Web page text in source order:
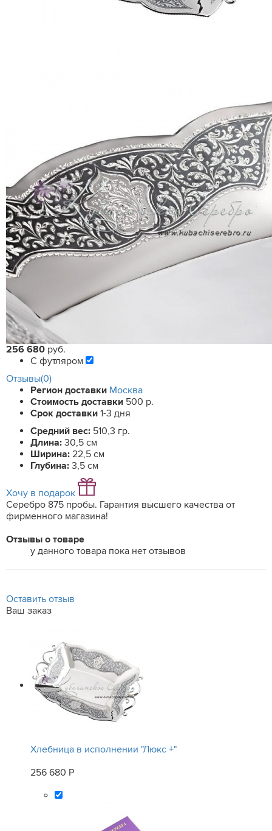
256 680 руб.
С футляром
Отзывы(0)
Регион доставки Москва
Стоимость доставки 500 р.
Срок доставки 1-3 дня
Средний вес: 510,3 гр.
Длина: 30,5 см
Ширина: 22,5 см
Глубина: 3,5 см
Хочу в подарок
Серебро 875 пробы. Гарантия высшего качества от
фирменного магазина!
Отзывы о товаре
у данного товара пока нет отзывов
Оставить отзыв
Ваш заказ
Хлебница в исполнении "Люкс +"
256 680 Р